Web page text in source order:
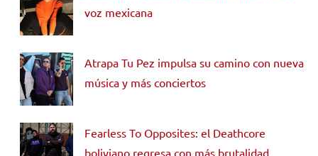
voz mexicana
Atrapa Tu Pez impulsa su camino con nueva
música y más conciertos
Fearless To Opposites: el Deathcore
boliviano regresa con más brutalidad